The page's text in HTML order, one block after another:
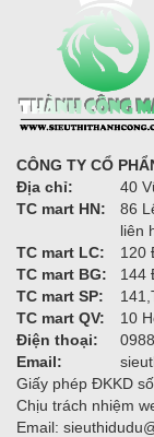
CÔNG TY CỔ
Địa chỉ:
40
TC mart HN:
86
liên
TC mart LC:
120
TC mart BG:
144
TC mart SP:
TC mart QV:
10
Điện thoại:
Email:
Giấy phép ĐKKD
Chịu trách nhiệm
Email: